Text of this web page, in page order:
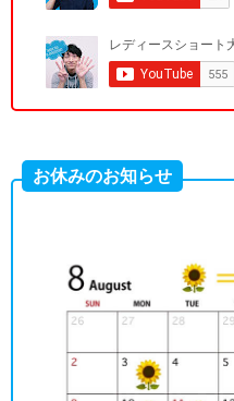
お休みのお知らせ